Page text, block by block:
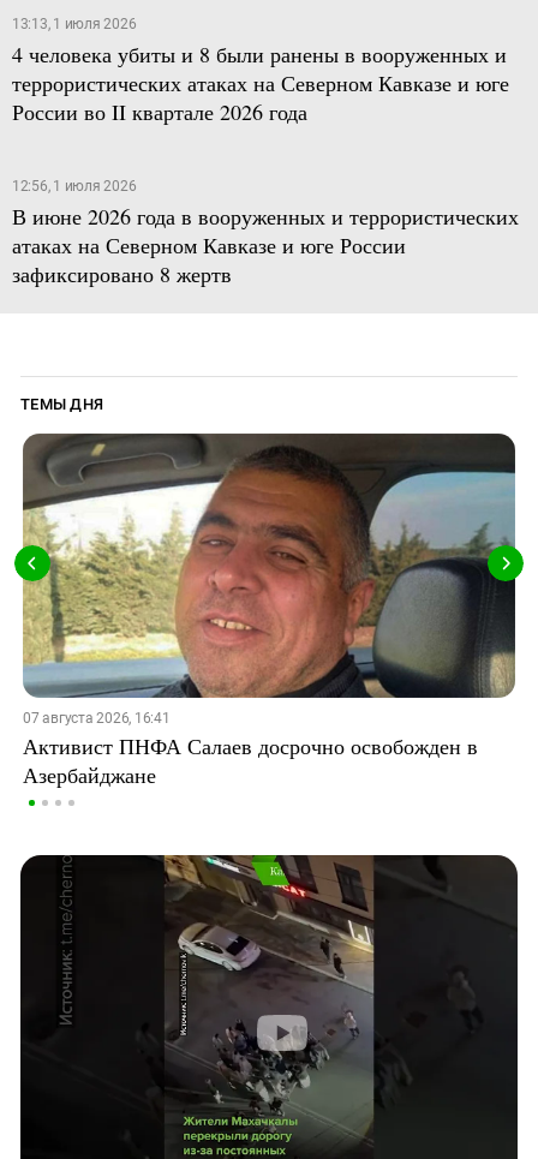
13:13, 1 июля 2026
4 человека убиты и 8 были ранены в вооруженных и
террористических атаках на Северном Кавказе и юге
России во II квартале 2026 года
12:56, 1 июля 2026
В июне 2026 года в вооруженных и террористических
атаках на Северном Кавказе и юге России
зафиксировано 8 жертв
ТЕМЫ ДНЯ
07 августа 2026, 16:41
Активист ПНФА Салаев досрочно освобожден в
Азербайджане